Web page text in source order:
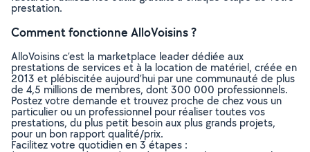
prestation.
Comment fonctionne AlloVoisins ?
AlloVoisins c’est la marketplace leader dédiée aux
prestations de services et à la location de matériel, créée en
2013 et plébiscitée aujourd’hui par une communauté de plus
de 4,5 millions de membres, dont 300 000 professionnels.
Postez votre demande et trouvez proche de chez vous un
particulier ou un professionnel pour réaliser toutes vos
prestations, du plus petit besoin aux plus grands projets,
pour un bon rapport qualité/prix.
Facilitez votre quotidien en 3 étapes :